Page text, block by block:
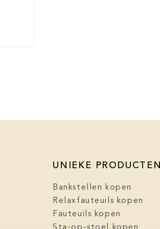
UNIEKE PRODUCTEN
Bankstellen kopen
Relaxfauteuils kopen
Fauteuils kopen